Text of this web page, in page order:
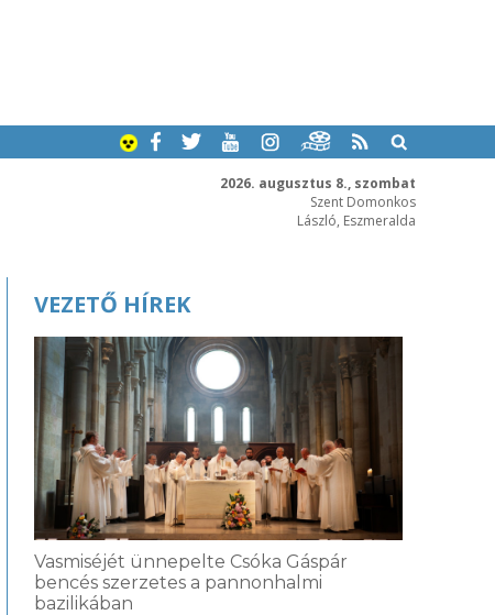
2026. augusztus 8., szombat
Szent Domonkos
László, Eszmeralda
VEZETŐ HÍREK
Vasmiséjét ünnepelte Csóka Gáspár
bencés szerzetes a pannonhalmi
bazilikában